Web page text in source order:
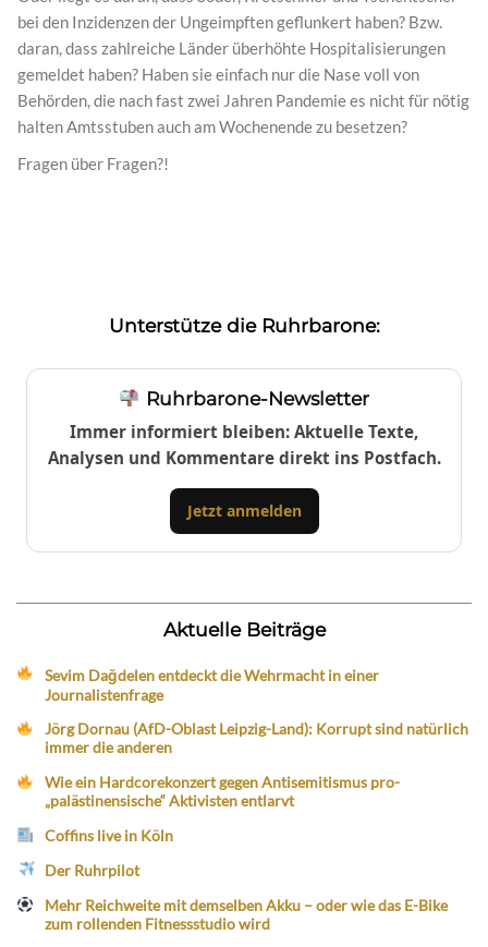
bei den Inzidenzen der Ungeimpften geflunkert haben? Bzw.
daran, dass zahlreiche Länder überhöhte Hospitalisierungen
gemeldet haben? Haben sie einfach nur die Nase voll von
Behörden, die nach fast zwei Jahren Pandemie es nicht für nötig
halten Amtsstuben auch am Wochenende zu besetzen?
Fragen über Fragen?!
Unterstütze die Ruhrbarone:
Ruhrbarone-Newsletter
Immer informiert bleiben: Aktuelle Texte,
Analysen und Kommentare direkt ins Postfach.
Jetzt anmelden
Aktuelle Beiträge
Sevim Dağdelen entdeckt die Wehrmacht in einer
Journalistenfrage
Jörg Dornau (AfD-Oblast Leipzig-Land): Korrupt sind natürlich
immer die anderen
Wie ein Hardcorekonzert gegen Antisemitismus pro-
„palästinensische“ Aktivisten entlarvt
Coffins live in Köln
Der Ruhrpilot
Mehr Reichweite mit demselben Akku – oder wie das E-Bike
zum rollenden Fitnessstudio wird